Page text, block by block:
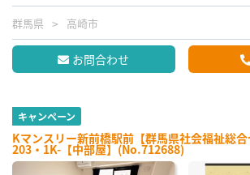
群馬県 高崎市
お問合わせ
キャンペーン
Kマンスリー新前橋駅前【群馬県社会福祉総合
203・1K-【中部屋】(No.712688)